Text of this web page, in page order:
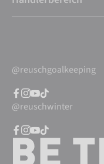
@reuschgoalkeeping
@reuschwinter